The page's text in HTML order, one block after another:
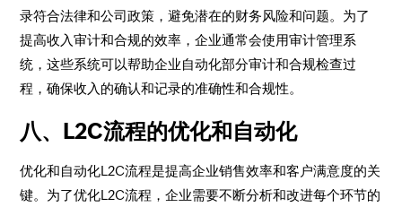
录符合法律和公司政策，避免潜在的财务风险和问题。为了
提高收入审计和合规的效率，企业通常会使用审计管理系
统，这些系统可以帮助企业自动化部分审计和合规检查过
程，确保收入的确认和记录的准确性和合规性。
八、L2C流程的优化和自动化
优化和自动化L2C流程是提高企业销售效率和客户满意度的关
键。为了优化L2C流程，企业需要不断分析和改进每个环节的